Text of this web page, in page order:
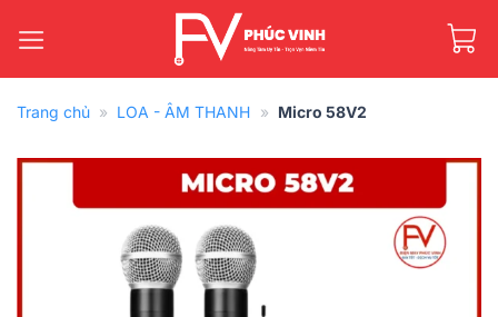
qua
Trang chủ » LOA - ÂM THANH » Micro 58V2